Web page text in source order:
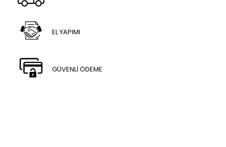
EL YAPIMI
GÜVENLİ ÖDEME